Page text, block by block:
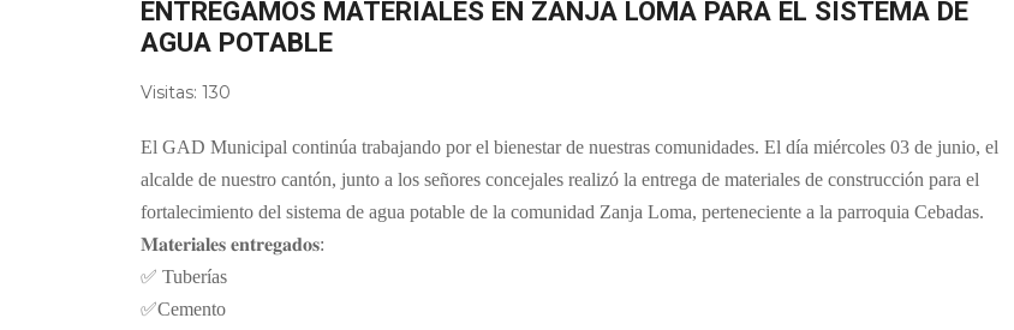
ENTREGAMOS MATERIALES EN ZANJA LOMA PARA EL SISTEMA DE
AGUA POTABLE
Visitas: 130
El GAD Municipal continúa trabajando por el bienestar de nuestras comunidades. El día miércoles 03 de junio, el
alcalde de nuestro cantón, junto a los señores concejales realizó la entrega de materiales de construcción para el
fortalecimiento del sistema de agua potable de la comunidad Zanja Loma, perteneciente a la parroquia Cebadas.
𝐌𝐚𝐭𝐞𝐫𝐢𝐚𝐥𝐞𝐬 𝐞𝐧𝐭𝐫𝐞𝐠𝐚𝐝𝐨𝐬:
✅ Tuberías
✅Cemento